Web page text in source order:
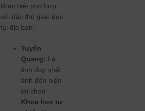
khác biệt phù hợp
với đặc thù giáo dục
tại địa bàn:
Tuyên
Quang: Là
tỉnh duy nhất
tính đến hiện
tại chọn
Khoa học tự